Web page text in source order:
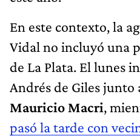
En este contexto, la
Vidal no incluyó una
de La Plata. El lunes
Andrés de Giles junto
Mauricio Macri,
pasó la tarde con